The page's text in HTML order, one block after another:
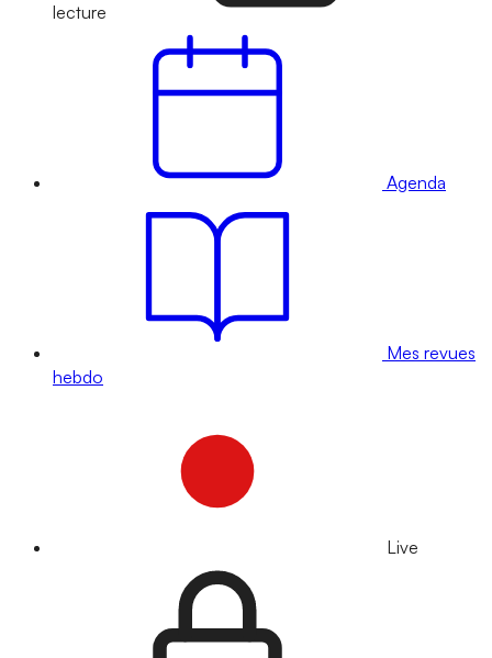
lecture
Agenda
Mes revues
hebdo
Live